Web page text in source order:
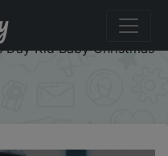
YINZAM LED Cute
Button Battery
Kid Baby Christmas